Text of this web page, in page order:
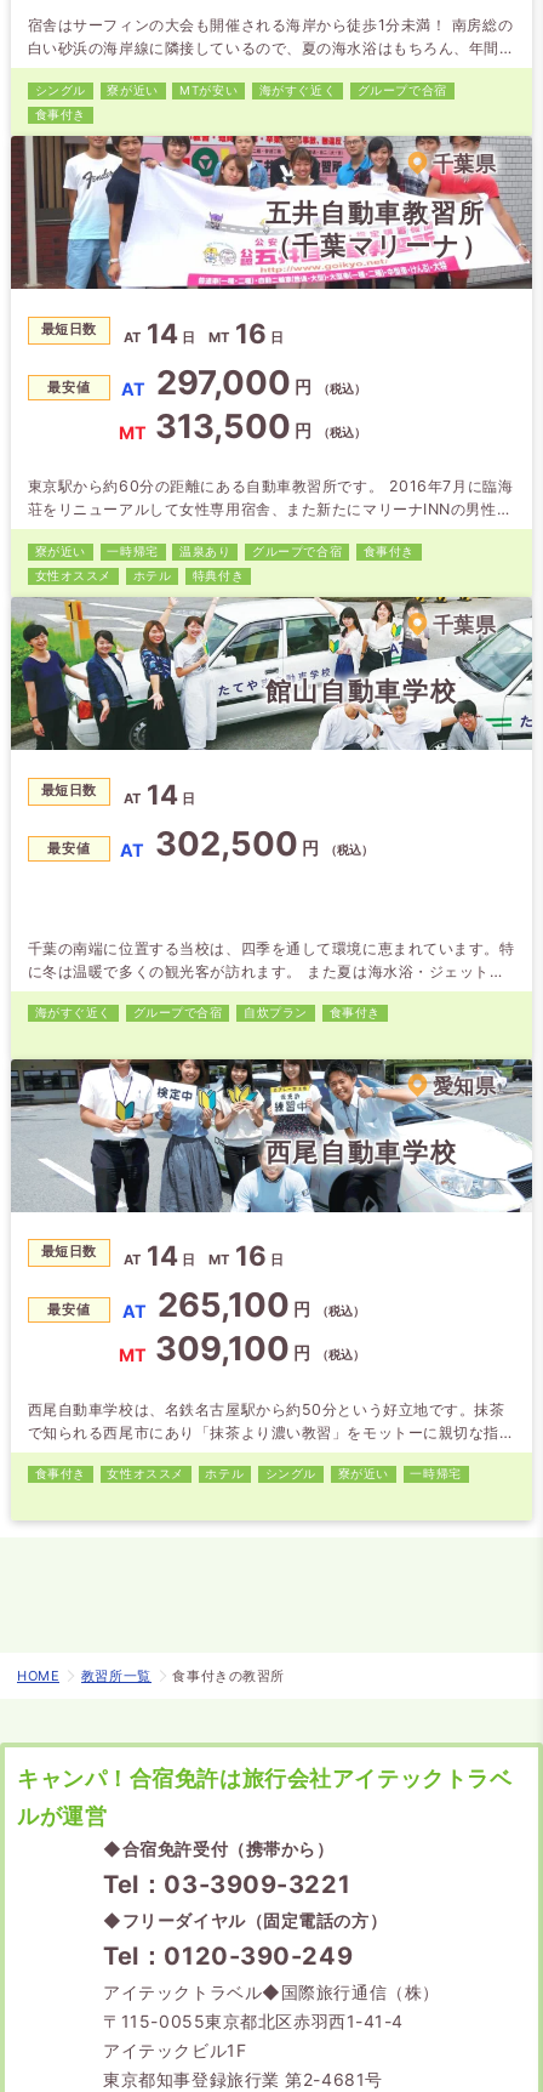
宿舎はサーフィンの大会も開催される海岸から徒歩1分未満！ 南房総の
白い砂浜の海岸線に隣接しているので、夏の海水浴はもちろん、年間を
通じてサーフィンも可能です♪ 少し脚をのばせば鴨川シーワールドもあ
ります！
シングル 寮が近い MTが安い 海がすぐ近く
グループで合宿
食事付き
千葉県
五井自動車教習所
（千葉マリーナ）
最短日数 AT 14 日 MT 16 日
最安値 AT 297,000 円 （税込）
MT 313,500 円 （税込）
東京駅から約60分の距離にある自動車教習所です。 2016年7月に臨海
荘をリニューアルして女性専用宿舎、また新たにマリーナINNの男性宿
舎をオープンして快適な合宿生活を送ることができます！ お友達と同
時申込の場合は割引もあるので、お友達を誘っておトクに免許を取ろう
♪
寮が近い 一時帰宅 温泉あり グループで合宿
食事付き
女性オススメ
ホテル 特典付き
千葉県
館山自動車学校
最短日数 AT 14 日
最安値 AT 302,500 円 （税込）
千葉の南端に位置する当校は、四季を通して環境に恵まれています。特
に冬は温暖で多くの観光客が訪れます。 また夏は海水浴・ジェットス
キー・ウインドサーフィン等多くのイベントで賑わっております。 教
習は、気配り第一をモットーとした明るい自動車学校です。 ●館山自
で、卒業生の事故率も少なく地域で認められています。 “楽しい教習・
まごころ指導”…
海がすぐ近く グループで合宿 自炊プラン 食事付き
愛知県
西尾自動車学校
最短日数 AT 14 日 MT 16 日
最安値 AT 265,100 円 （税込）
MT 309,100 円 （税込）
西尾自動車学校は、名鉄名古屋駅から約50分という好立地です。抹茶
で知られる西尾市にあり「抹茶より濃い教習」をモットーに親切な指導
を心掛けています。ホテルは教習所に隣接している為、空いた時間もお
部屋でゆっくりできます（清掃時間9:30～14:00は除く）。2021年11
好評です！
食事付き 女性オススメ ホテル シングル 寮が近い 一時帰宅
HOME 教習所一覧 食事付きの教習所
キャンパ！合宿免許は旅行会社アイテックトラベ
ルが運営
◆合宿免許受付（携帯から）
Tel：03-3909-3221
◆フリーダイヤル（固定電話の方）
Tel：0120-390-249
アイテックトラベル◆国際旅行通信（株）
〒115-0055東京都北区赤羽西1-41-4
アイテックビル1F
東京都知事登録旅行業 第2-4681号